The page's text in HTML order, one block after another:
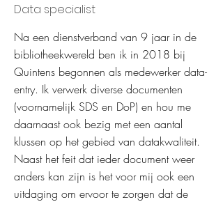
Data specialist
Na een dienstverband van 9 jaar in de
bibliotheekwereld ben ik in 2018 bij
Quintens begonnen als medewerker data-
entry. Ik verwerk diverse documenten
(voornamelijk SDS en DoP) en hou me
daarnaast ook bezig met een aantal
klussen op het gebied van datakwaliteit.
Naast het feit dat ieder document weer
anders kan zijn is het voor mij ook een
uitdaging om ervoor te zorgen dat de